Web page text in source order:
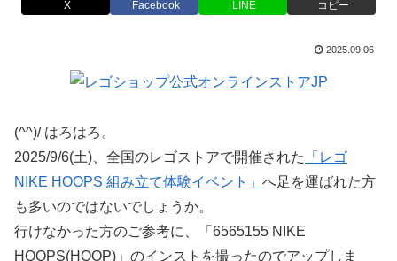
X Facebook LINE コピー
2025.09.06
(^^)/ はろはろ。
2025/9/6(土)、全国のレゴストアで開催された
「レゴ
NIKE HOOPS 組み立て体験イベント」 へ足を運ばれた方
も多いのではないでしょうか。
行けなかった方のご参考に、「6565155 NIKE
HOOPS(HOOP)」のインストを撮ったのでアップしま